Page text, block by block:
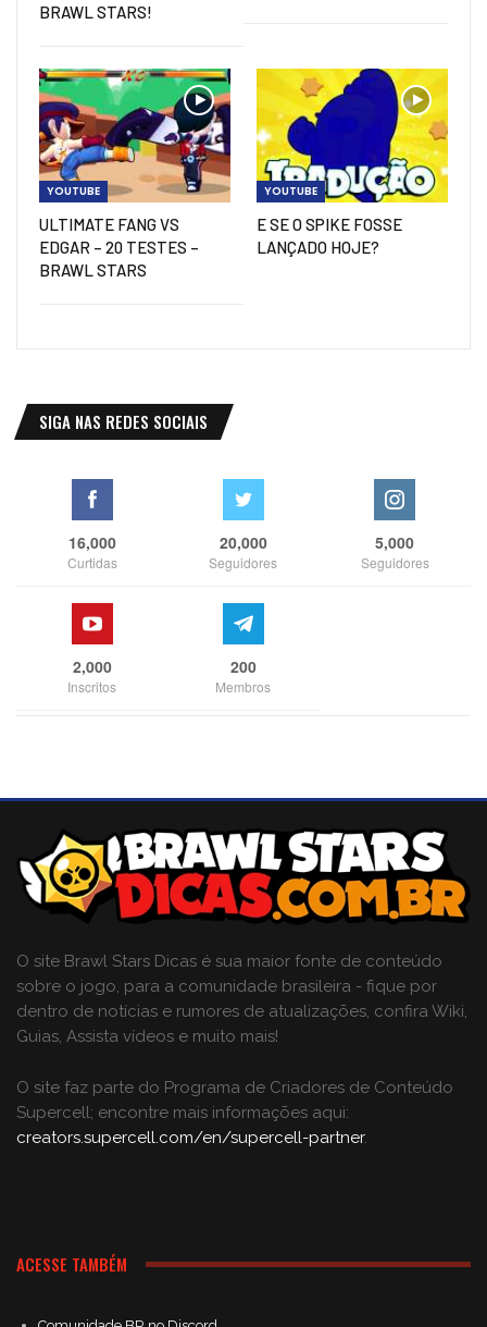
BRAWL STARS!
YOUTUBE
ULTIMATE FANG VS
EDGAR – 20 TESTES –
BRAWL STARS
YOUTUBE
E SE O SPIKE FOSSE
LANÇADO HOJE?
SIGA NAS REDES SOCIAIS
16,000
Curtidas
20,000
Seguidores
5,000
Seguidores
2,000
Inscritos
200
Membros
O site Brawl Stars Dicas é sua maior fonte de conteúdo
sobre o jogo, para a comunidade brasileira - fique por
dentro de notícias e rumores de atualizações, confira Wiki,
Guias, Assista vídeos e muito mais!
O site faz parte do Programa de Criadores de Conteúdo
Supercell; encontre mais informações aqui:
creators.supercell.com/en/supercell-partner.
ACESSE TAMBÉM